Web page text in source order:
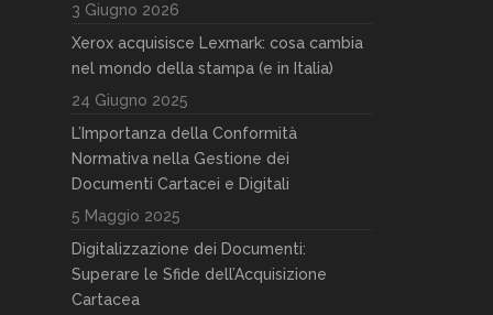
3 Giugno 2026
Xerox acquisisce Lexmark: cosa cambia
nel mondo della stampa (e in Italia)
24 Giugno 2025
L’Importanza della Conformità
Normativa nella Gestione dei
Documenti Cartacei e Digitali
5 Maggio 2025
Digitalizzazione dei Documenti:
Superare le Sfide dell’Acquisizione
Cartacea